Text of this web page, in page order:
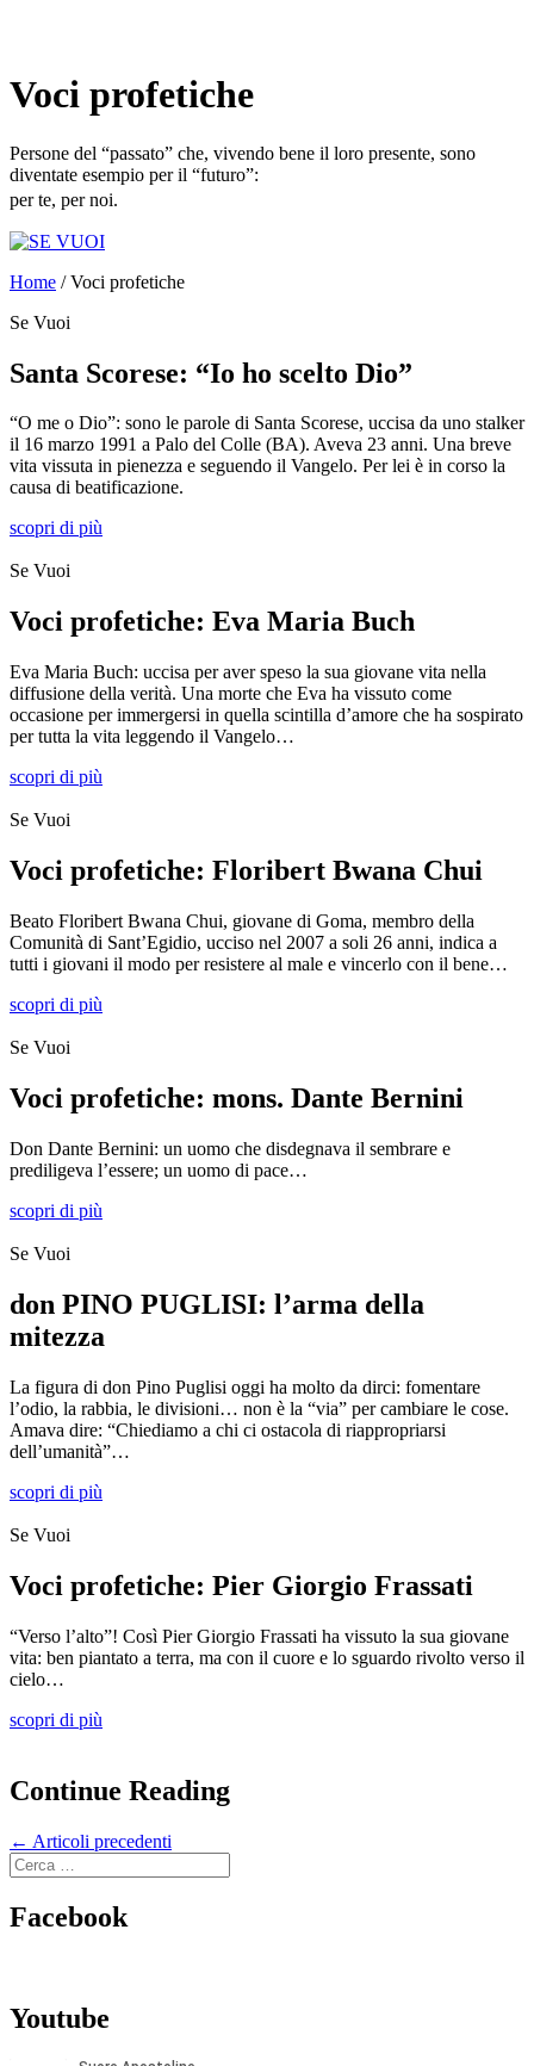
Voci profetiche
Persone del “passato” che, vivendo bene il loro presente, sono
diventate esempio per il “futuro”:
per te, per noi.
Home /Voci profetiche
Se Vuoi
Santa Scorese: “Io ho scelto Dio”
“O me o Dio”: sono le parole di Santa Scorese, uccisa da uno stalker
il 16 marzo 1991 a Palo del Colle (BA). Aveva 23 anni. Una breve
vita vissuta in pienezza e seguendo il Vangelo. Per lei è in corso la
causa di beatificazione.
scopri di più
Se Vuoi
Voci profetiche: Eva Maria Buch
Eva Maria Buch: uccisa per aver speso la sua giovane vita nella
diffusione della verità. Una morte che Eva ha vissuto come
occasione per immergersi in quella scintilla d’amore che ha sospirato
per tutta la vita leggendo il Vangelo…
scopri di più
Se Vuoi
Voci profetiche: Floribert Bwana Chui
Beato Flori­bert Bwana Chui, giovane di Goma, membro della
Comunità di Sant’Egi­dio, ucciso nel 2007 a soli 26 anni, indica a
tutti i giovani il modo per resi­stere al male e vincerlo con il bene…
scopri di più
Se Vuoi
Voci profetiche: mons. Dante Bernini
Don Dante Bernini: un uomo che disdegnava il sembrare e
prediligeva l’essere; un uomo di pace…
scopri di più
Se Vuoi
don PINO PUGLISI: l’arma della
mitezza
La figura di don Pino Puglisi oggi ha molto da dirci: fomentare
l’odio, la rabbia, le divisioni… non è la “via” per cambiare le cose.
Amava dire: “Chiediamo a chi ci ostacola di riappropriarsi
dell’umanità”…
scopri di più
Se Vuoi
Voci profetiche: Pier Giorgio Frassati
“Verso l’alto”! Così Pier Giorgio Frassati ha vissuto la sua giovane
vita: ben piantato a terra, ma con il cuore e lo sguardo rivolto verso il
cielo…
scopri di più
Continue Reading
← Articoli precedenti
Facebook
Youtube